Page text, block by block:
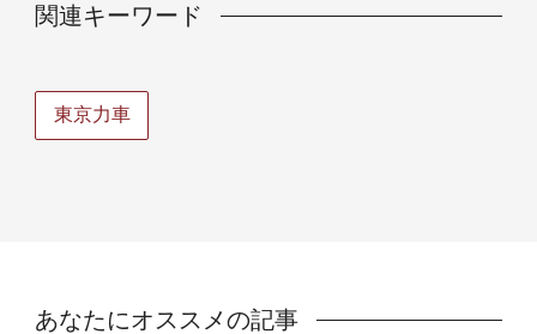
関連キーワード
東京力車
あなたにオススメの記事